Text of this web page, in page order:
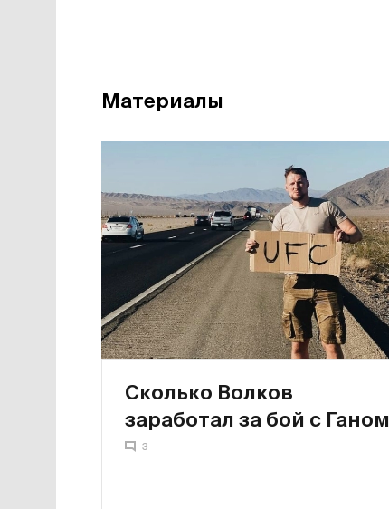
Материалы
Сколько Волков
заработал за бой с Ганом
3